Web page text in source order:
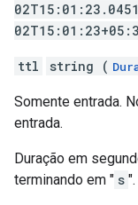
ttl string (
Somente entrada.
entrada.
Duração em
terminando em " s